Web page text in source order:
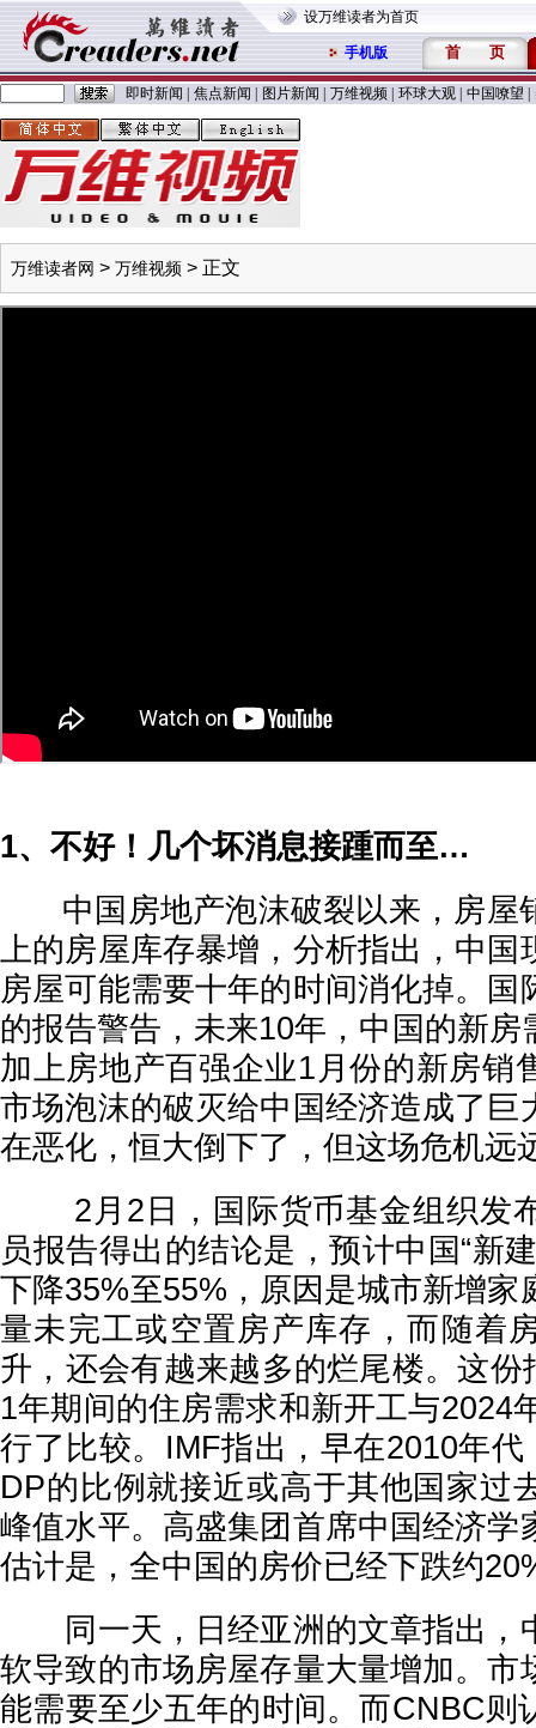
设万维读者为首页
手机版 首 页
即时新闻 焦点新闻 图片新闻 万维视频 环球大观 中国嘹望
万维读者网 > 万维视频 > 正文
1、不好！几个坏消息接踵而至…
中国房地产泡沫破裂以来，房屋
上的房屋库存暴增，分析指出，中国
房屋可能需要十年的时间消化掉。国
的报告警告，未来10年，中国的新房
加上房地产百强企业1月份的新房销
市场泡沫的破灭给中国经济造成了巨
在恶化，恒大倒下了，但这场危机远
2月2日，国际货币基金组织发
员报告得出的结论是，预计中国“新
下降35%至55%，原因是城市新增家
量未完工或空置房产库存，而随着
升，还会有越来越多的烂尾楼。这份
1年期间的住房需求和新开工与2024
行了比较。IMF指出，早在2010年
DP的比例就接近或高于其他国家过
峰值水平。高盛集团首席中国经济学
估计是，全中国的房价已经下跌约
同一天，日经亚洲的文章指出，
软导致的市场房屋存量大量增加。市
能需要至少五年的时间。而CNBC则